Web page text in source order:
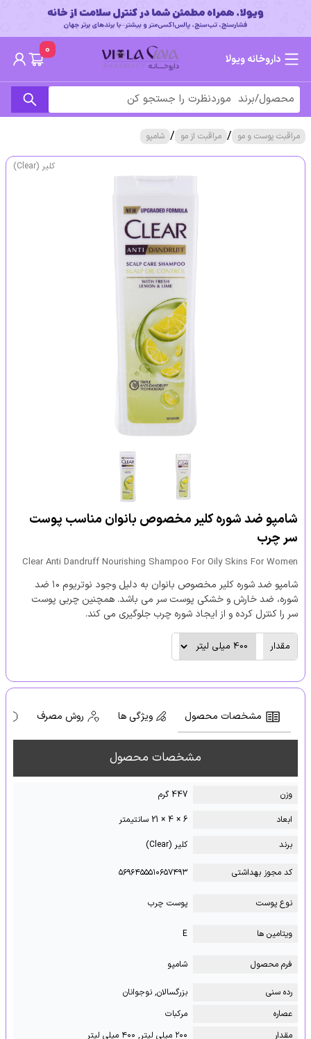
داروخانه ویولا
0
مراقبت پوست و مو / مراقبت از مو / شامپو
کلیر (Clear)
شامپو ضد شوره کلیر مخصوص بانوان مناسب پوست
سر چرب
Clear Anti Dandruff Nourishing Shampoo For Oily Skins For Women
شامپو ضد شوره کلیر مخصوص بانوان به دلیل وجود نوتریوم ۱۰ ضد
شوره، ضد خارش و خشکی پوست سر می باشد. همچنین چربی پوست
سر را کنترل کرده و از ایجاد شوره چرب جلوگیری می کند.
مقدار
مشخصات محصول ویژگی ها روش مصرف
مشخصات محصول
وزن
447 گرم
ابعاد
6 × 4 × 21 سانتیمتر
برند
کلیر (Clear)
کد مجوز بهداشتی ۵۶۹۶۴۵۵۵۱۰۶۵۷۴۹۳
نوع پوست پوست چرب
ویتامین ها E
فرم محصول شامپو
رده سنی
بزرگسالان, نوجوانان
عصاره
مرکبات
مقدار
۲۰۰ میلی لیتر, ۴۰۰ میلی لیتر